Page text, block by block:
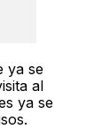
ya se
al
ya se